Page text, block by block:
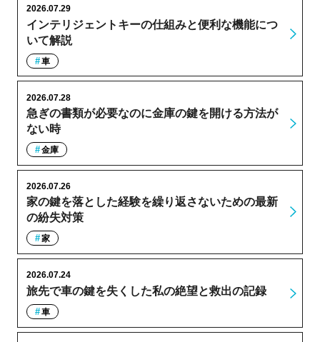
インテリジェントキーの仕組みと便利な機能につ
いて解説
2026.07.29
車
急ぎの書類が必要なのに金庫の鍵を開ける方法が
ない時
2026.07.28
金庫
家の鍵を落とした経験を繰り返さないための最新
の紛失対策
2026.07.26
家
旅先で車の鍵を失くした私の絶望と救出の記録
2026.07.24
車